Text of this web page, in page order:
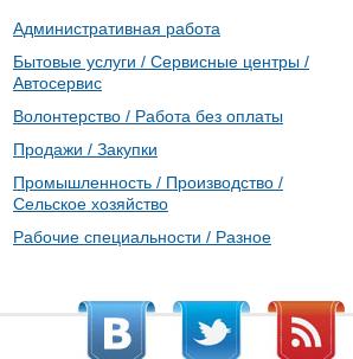
Административная работа
Бытовые услуги / Сервисные центры /
Автосервис
Волонтерство / Работа без оплаты
Продажи / Закупки
Промышленность / Производство /
Сельское хозяйство
Рабочие специальности / Разное